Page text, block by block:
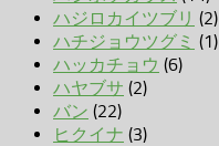
ハジロカイツブリ (2)
ハチジョウツグミ (1)
ハッカチョウ (6)
ハヤブサ (2)
バン (22)
ヒクイナ (3)